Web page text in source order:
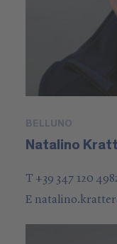
BELLUNO
Natalino
T +39 347 120
E natalino.kratter